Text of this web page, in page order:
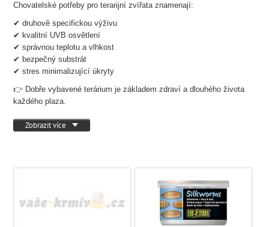
Chovatelské potřeby pro terarijní zvířata znamenají:
✔ druhově specifickou výživu
✔ kvalitní UVB osvětlení
✔ správnou teplotu a vlhkost
✔ bezpečný substrát
✔ stres minimalizující úkryty
👉 Dobře vybavené terárium je základem zdraví a dlouhého života
každého plaza.
Zobrazit více